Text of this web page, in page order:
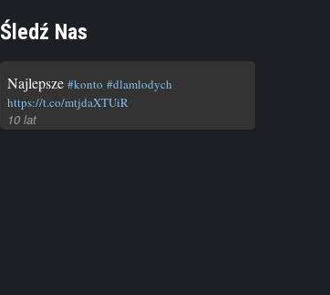
Śledź Nas
Najlepsze #konto #dlamlodych
https://t.co/mtjdaXTUiR
10 lat